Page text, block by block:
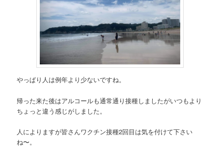
やっぱり人は例年より少ないですね。
帰った来た後はアルコールも通常通り接種しましたがいつもより
ちょっと違う感じがしました。
人によりますが皆さんワクチン接種2回目は気を付けて下さい
ね〜。